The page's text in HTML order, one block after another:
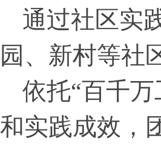
通过社区实
园、新村等社
依托“百千
和实践成效，